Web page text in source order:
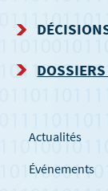
Actualités
Événements